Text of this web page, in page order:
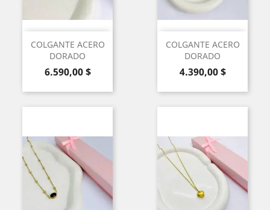
COLGANTE ACERO
DORADO
Precio
6.590,00 $
COLGANTE ACERO
DORADO
Precio
4.390,00 $